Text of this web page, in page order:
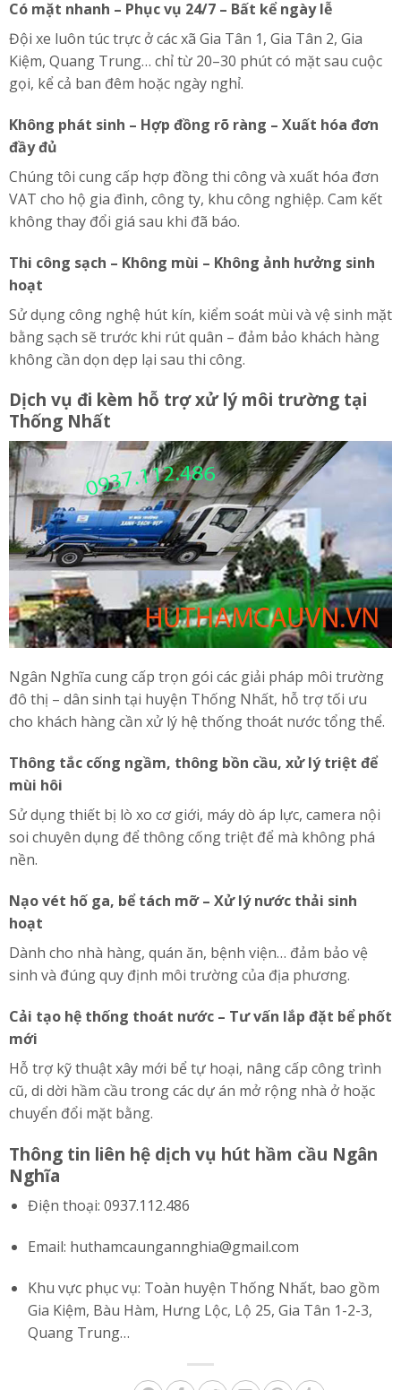
Có mặt nhanh – Phục vụ 24/7 – Bất kể ngày lễ
Đội xe luôn túc trực ở các xã Gia Tân 1, Gia Tân 2, Gia
Kiệm, Quang Trung… chỉ từ 20–30 phút có mặt sau cuộc
gọi, kể cả ban đêm hoặc ngày nghỉ.
Không phát sinh – Hợp đồng rõ ràng – Xuất hóa đơn
đầy đủ
Chúng tôi cung cấp hợp đồng thi công và xuất hóa đơn
VAT cho hộ gia đình, công ty, khu công nghiệp. Cam kết
không thay đổi giá sau khi đã báo.
Thi công sạch – Không mùi – Không ảnh hưởng sinh
hoạt
Sử dụng công nghệ hút kín, kiểm soát mùi và vệ sinh mặt
bằng sạch sẽ trước khi rút quân – đảm bảo khách hàng
không cần dọn dẹp lại sau thi công.
Dịch vụ đi kèm hỗ trợ xử lý môi trường tại
Thống Nhất
Ngân Nghĩa cung cấp trọn gói các giải pháp môi trường
đô thị – dân sinh tại huyện Thống Nhất, hỗ trợ tối ưu
cho khách hàng cần xử lý hệ thống thoát nước tổng thể.
Thông tắc cống ngầm, thông bồn cầu, xử lý triệt để
mùi hôi
Sử dụng thiết bị lò xo cơ giới, máy dò áp lực, camera nội
soi chuyên dụng để thông cống triệt để mà không phá
nền.
Nạo vét hố ga, bể tách mỡ – Xử lý nước thải sinh
hoạt
Dành cho nhà hàng, quán ăn, bệnh viện… đảm bảo vệ
sinh và đúng quy định môi trường của địa phương.
Cải tạo hệ thống thoát nước – Tư vấn lắp đặt bể phốt
mới
Hỗ trợ kỹ thuật xây mới bể tự hoại, nâng cấp công trình
cũ, di dời hầm cầu trong các dự án mở rộng nhà ở hoặc
chuyển đổi mặt bằng.
Thông tin liên hệ dịch vụ hút hầm cầu Ngân
Nghĩa
Điện thoại: 0937.112.486
Email: huthamcaungannghia@gmail.com
Khu vực phục vụ: Toàn huyện Thống Nhất, bao gồm
Gia Kiệm, Bàu Hàm, Hưng Lộc, Lộ 25, Gia Tân 1-2-3,
Quang Trung…